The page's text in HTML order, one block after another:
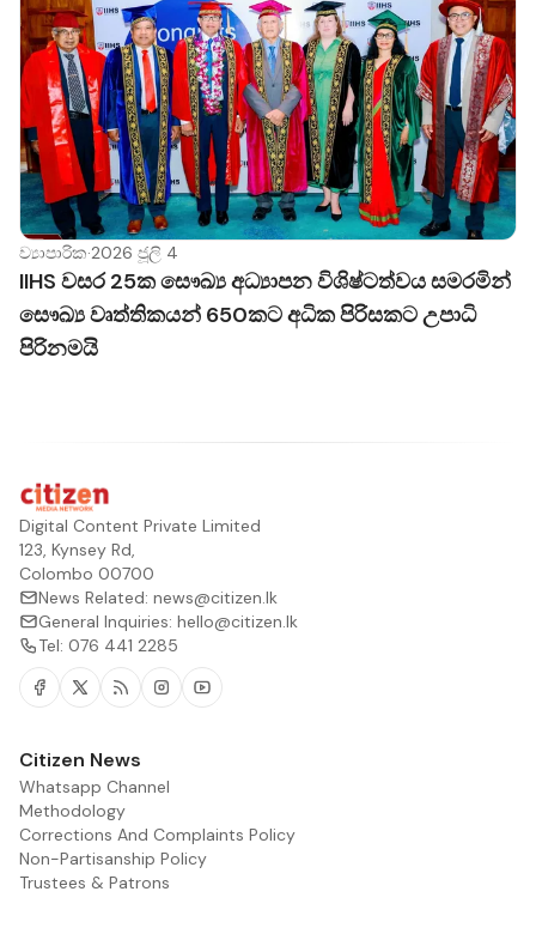
ව්‍යාපාරික·2026 ජූලි 4
IIHS වසර 25ක සෞඛ්‍ය අධ්‍යාපන විශිෂ්ටත්වය සමරමින්
සෞඛ්‍ය වෘත්තිකයන් 650කට අධික පිරිසකට උපාධි
පිරිනමයි
Digital Content Private Limited
123, Kynsey Rd,
Colombo 00700
News Related: news@citizen.lk
General Inquiries: hello@citizen.lk
Tel: 076 441 2285
Facebook
Twitter
RSS InstagramYoutube
Citizen News
Whatsapp Channel
Methodology
Corrections And Complaints Policy
Non-Partisanship Policy
Trustees & Patrons